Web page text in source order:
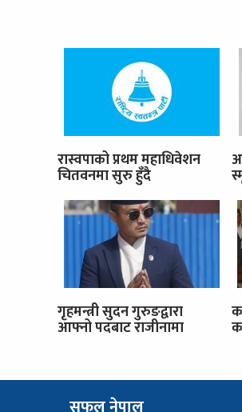
रास्वपाको प्रथम महाधिवेशन
चितवनमा सुरु हुँदै
गृहमन्त्री सुदन गुरुङद्वारा
आफ्नो पदबाट राजीनामा